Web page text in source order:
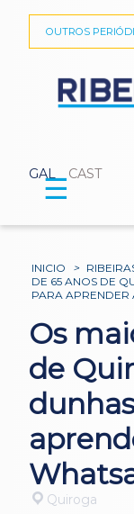
GAL CAST
OUTROS
☰
INICIO >
DE 65 ANOS DE
PARA APRENDER
Os
de
Quiroga